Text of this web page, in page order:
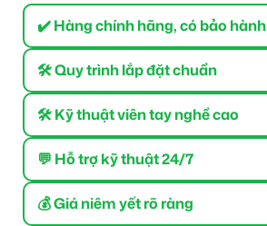
✔️ Hàng chính hãng, có bảo hành
🛠 Quy trình lắp đặt chuẩn
🛠 Kỹ thuật viên tay nghề cao
💬 Hỗ trợ kỹ thuật 24/7
💰 Giá niêm yết rõ ràng